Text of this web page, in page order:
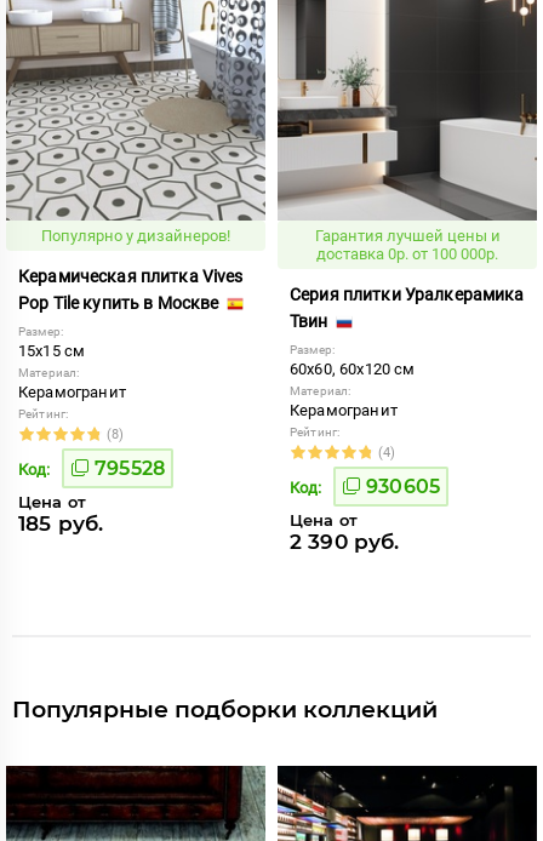
Популярно у дизайнеров!
Керамическая плитка Vives
Pop Tile купить в Москве
Размер:
15x15 см
Материал:
Керамогранит
Рейтинг:
(8)
Код: 795528
Цена от
185 руб.
Гарантия лучшей цены и
доставка 0р. от 100 000р.
Серия плитки Уралкерамика
Твин
Размер:
60x60, 60x120 см
Материал:
Керамогранит
Рейтинг:
(4)
Код: 930605
Цена от
2 390 руб.
Популярные подборки коллекций